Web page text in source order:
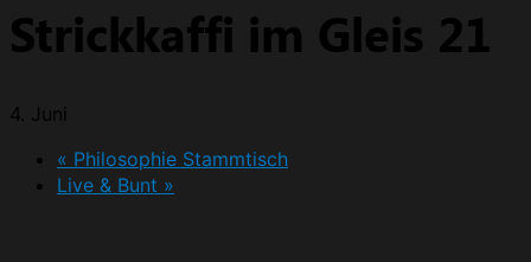
Strickkaffi im Gleis 21
4. Juni
« Philosophie Stammtisch
Live & Bunt »